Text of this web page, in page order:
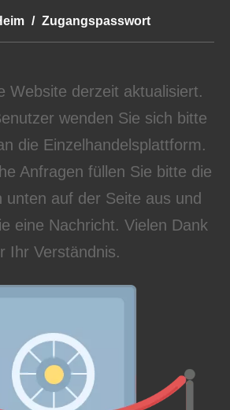
/ Zugangspasswort
Website derzeit aktualisiert.
wenden Sie sich bitte
die Einzelhandelsplattform.
Anfragen füllen Sie bitte die
unten auf der Seite aus und
eine Nachricht. Vielen Dank
Ihr Verständnis.